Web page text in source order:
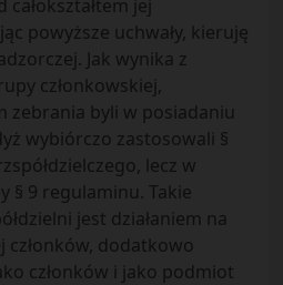
jej
powyższe uchwały, kieruję
Jak wynika z
członkowskiej,
zebrania byli w posiadaniu
wybiórczo zastosowali §
lecz w
§ 9 regulaminu. Takie
jest działaniem na
członków, dodatkowo
członków i jako podmiot